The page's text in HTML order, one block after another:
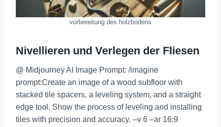
vorbereitung des holzbodens
Nivellieren und Verlegen der Fliesen
@ Midjourney AI Image Prompt: /imagine
prompt:Create an image of a wood subfloor with
stacked tile spacers, a leveling system, and a straight
edge tool. Show the process of leveling and installing
tiles with precision and accuracy. –v 6 –ar 16:9